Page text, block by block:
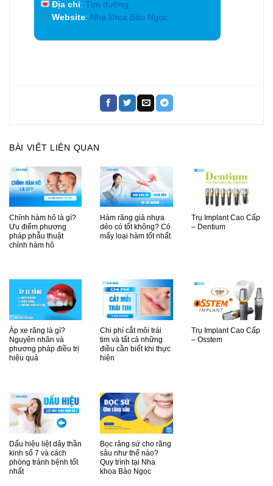
Địa chỉ:Tìm đường
Website: Nha khoa Bảo Ngọc
BÀI VIẾT LIÊN QUAN
Chỉnh hàm hô là gì?
Ưu điểm phương
pháp phẫu thuật
chỉnh hàm hô
Hàm răng giả nhựa
dẻo có tốt không? Có
mấy loại hàm tốt nhất
Trụ Implant Cao Cấp
– Dentium
Áp xe răng là gì?
Nguyên nhân và
phương pháp điều trị
hiệu quả
Chi phí cắt môi trái
tim và tất cả những
điều cần biết khi thực
hiện
Trụ Implant Cao Cấp
– Osstem
Dấu hiệu liệt dây thần
kinh số 7 và cách
phòng tránh bệnh tốt
nhất
Bọc răng sứ cho răng
sâu như thế nào?
Quy trình tại Nha
khoa Bảo Ngọc